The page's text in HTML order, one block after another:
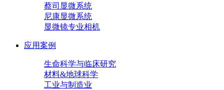
蔡司显微系统
尼康显微系统
显微镜专业相机
应用案例
生命科学与临床研究
材料&地球科学
工业与制造业